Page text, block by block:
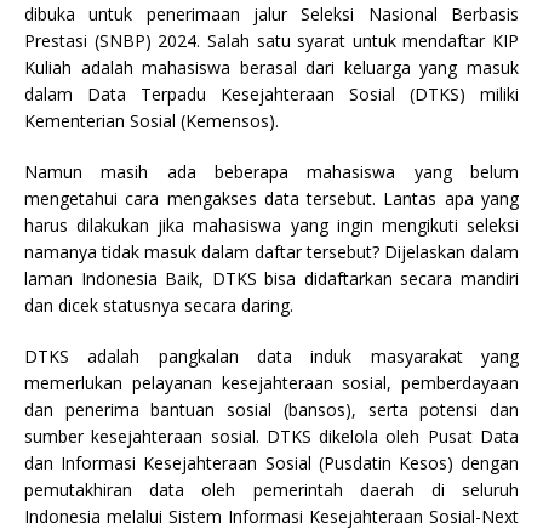
dibuka untuk penerimaan jalur Seleksi Nasional Berbasis
Prestasi (SNBP) 2024. Salah satu syarat untuk mendaftar KIP
Kuliah adalah mahasiswa berasal dari keluarga yang masuk
dalam Data Terpadu Kesejahteraan Sosial (DTKS) miliki
Kementerian Sosial (Kemensos).
Namun masih ada beberapa mahasiswa yang belum
mengetahui cara mengakses data tersebut. Lantas apa yang
harus dilakukan jika mahasiswa yang ingin mengikuti seleksi
namanya tidak masuk dalam daftar tersebut? Dijelaskan dalam
laman Indonesia Baik, DTKS bisa didaftarkan secara mandiri
dan dicek statusnya secara daring.
DTKS adalah pangkalan data induk masyarakat yang
memerlukan pelayanan kesejahteraan sosial, pemberdayaan
dan penerima bantuan sosial (bansos), serta potensi dan
sumber kesejahteraan sosial. DTKS dikelola oleh Pusat Data
dan Informasi Kesejahteraan Sosial (Pusdatin Kesos) dengan
pemutakhiran data oleh pemerintah daerah di seluruh
Indonesia melalui Sistem Informasi Kesejahteraan Sosial-Next